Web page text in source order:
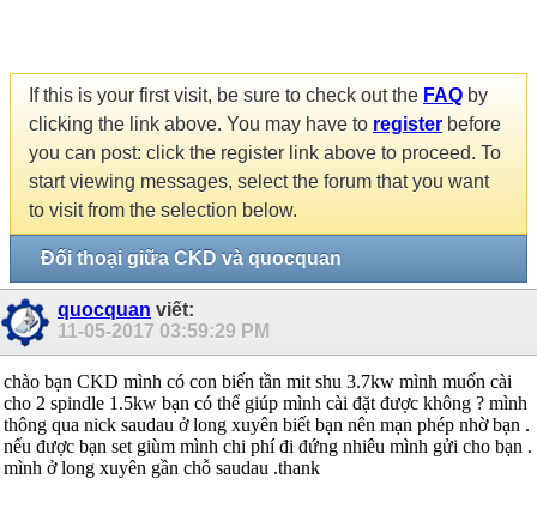
If this is your first visit, be sure to check out the FAQ by
clicking the link above. You may have to register before
you can post: click the register link above to proceed. To
start viewing messages, select the forum that you want
to visit from the selection below.
Đối thoại giữa CKD và quocquan
quocquan viết:
11-05-2017 03:59:29 PM
chào bạn CKD mình có con biến tần mit shu 3.7kw mình muốn cài
cho 2 spindle 1.5kw bạn có thể giúp mình cài đặt được không ? mình
thông qua nick saudau ở long xuyên biết bạn nên mạn phép nhờ bạn .
nếu được bạn set giùm mình chi phí đi đứng nhiêu mình gửi cho bạn .
mình ở long xuyên gần chỗ saudau .thank